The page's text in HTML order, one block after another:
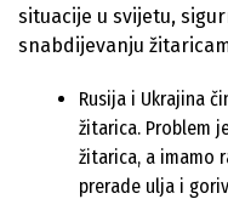
situacije u svijetu,
snabdijevanju
Rusija i Ukrajina
žitarica. Problem
žitarica, a imamo
prerade ulja i